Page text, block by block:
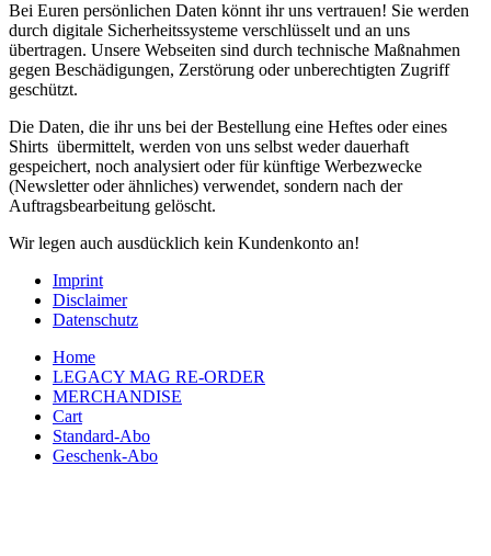
Bei Euren persönlichen Daten könnt ihr uns vertrauen! Sie werden
durch digitale Sicherheitssysteme verschlüsselt und an uns
übertragen. Unsere Webseiten sind durch technische Maßnahmen
gegen Beschädigungen, Zerstörung oder unberechtigten Zugriff
geschützt.
Die Daten, die ihr uns bei der Bestellung eine Heftes oder eines
Shirts übermittelt, werden von uns selbst weder dauerhaft
gespeichert, noch analysiert oder für künftige Werbezwecke
(Newsletter oder ähnliches) verwendet, sondern nach der
Auftragsbearbeitung gelöscht.
Wir legen auch ausdücklich kein Kundenkonto an!
Imprint
Disclaimer
Datenschutz
Home
LEGACY MAG RE-ORDER
MERCHANDISE
Cart
Standard-Abo
Geschenk-Abo